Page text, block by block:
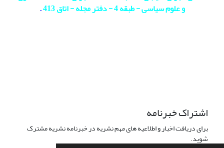
و علوم سیاسی - طبقه 4 - دفتر مجله - اتاق 413
.
اشتراک خبرنامه
برای دریافت اخبار و اطلاعیه های مهم نشریه در خبرنامه نشریه مشترک
شوید.